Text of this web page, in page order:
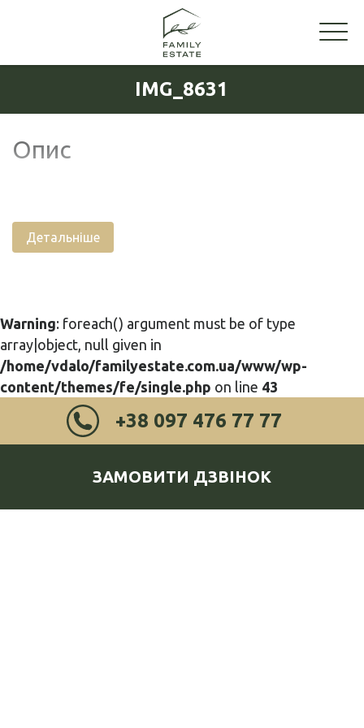
IMG_8631
Опис
Детальніше
Warning: foreach() argument must be of type
array|object, null given in
/home/vdalo/familyestate.com.ua/www/wp-
content/themes/fe/single.php on line 43
+38 097 476 77 77
ЗАМОВИТИ ДЗВІНОК